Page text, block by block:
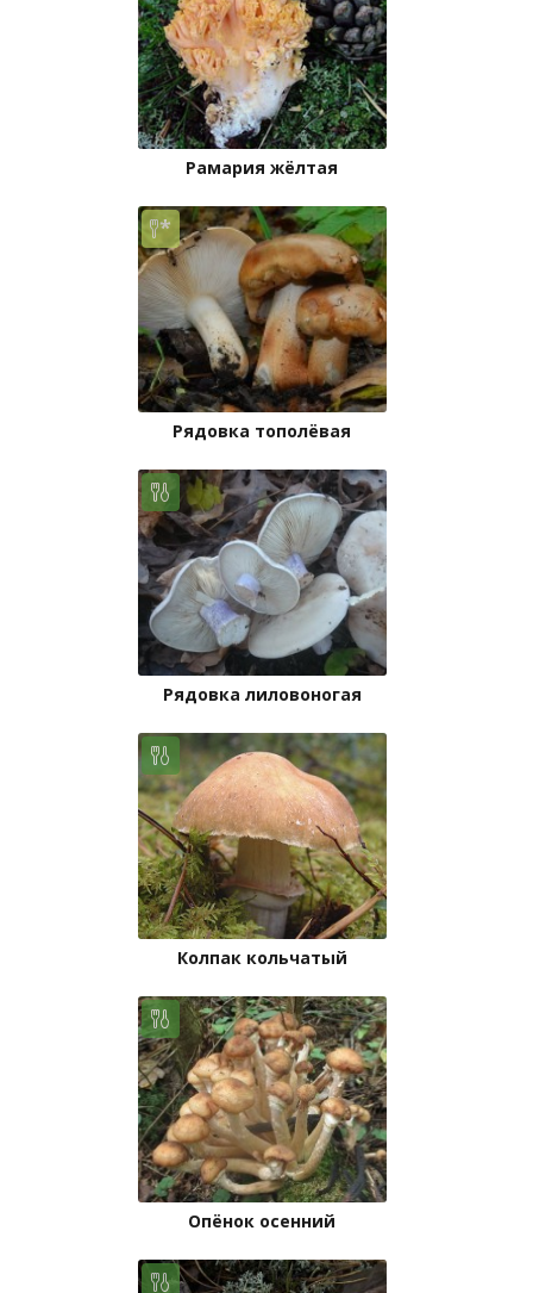
Рамария жёлтая
Рядовка тополёвая
Рядовка лиловоногая
Колпак кольчатый
Опёнок осенний